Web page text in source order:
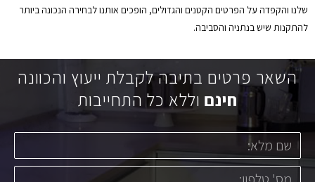
שלנו והקפדה על הפרטים הקטנים והגדולים, הופכים אותנו לבחירה הנכונה ביותר
להתקנות שיש בנתניה והסביבה.
השאר פרטים בתיבה לקבלת ייעוץ והכוונה
חינם וללא כל התחייבות